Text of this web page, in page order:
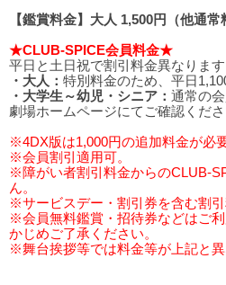
【鑑賞料金】大人 1,500円（他通常
★CLUB-SPICE会員料金★
平日と土日祝で割引料金異なります
・大人： 特別料金のため、平日
・大学生～幼児・シニア： 通常の
劇場ホームページにてご確認くださ
※4DX版は1,000円の追加料金が必
※会員割引適用可。
※障がい者割引料金からのCLUB-
ん。
※サービスデー・割引券を含む割引
※会員無料鑑賞・招待券などはご
かじめご了承ください。
※舞台挨拶等では料金等が上記と異